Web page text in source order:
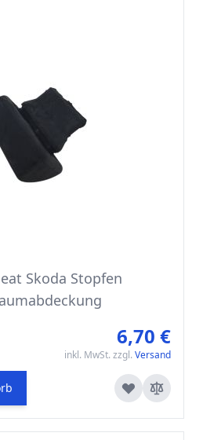
Skoda Stopfen
6,70 €
inkl. MwSt. zzgl. Versand